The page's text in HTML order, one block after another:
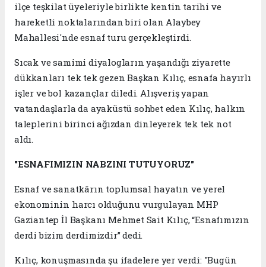
ilçe teşkilat üyeleriyle birlikte kentin tarihi ve
hareketli noktalarından biri olan Alaybey
Mahallesi'nde esnaf turu gerçekleştirdi.
Sıcak ve samimi diyalogların yaşandığı ziyarette
dükkanları tek tek gezen Başkan Kılıç, esnafa hayırlı
işler ve bol kazançlar diledi. Alışveriş yapan
vatandaşlarla da ayaküstü sohbet eden Kılıç, halkın
taleplerini birinci ağızdan dinleyerek tek tek not
aldı.
"ESNAFIMIZIN NABZINI TUTUYORUZ"
Esnaf ve sanatkârın toplumsal hayatın ve yerel
ekonominin harcı olduğunu vurgulayan MHP
Gaziantep İl Başkanı Mehmet Sait Kılıç, “Esnafımızın
derdi bizim derdimizdir” dedi.
Kılıç, konuşmasında şu ifadelere yer verdi: "Bugün